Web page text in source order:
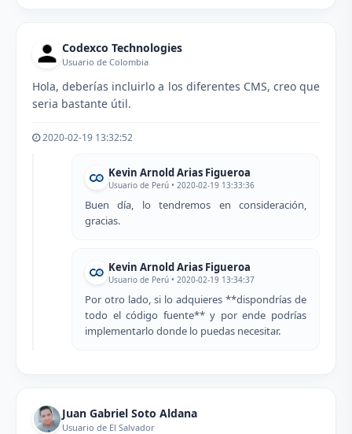
Codexco Technologies
Usuario de Colombia
Hola, deberías incluirlo a los diferentes CMS, creo que
seria bastante útil.
2020-02-19 13:32:52
Kevin Arnold Arias Figueroa
Usuario de Perú • 2020-02-19 13:33:36
Buen día, lo tendremos en consideración,
gracias.
Kevin Arnold Arias Figueroa
Usuario de Perú • 2020-02-19 13:34:37
Por otro lado, si lo adquieres **dispondrías de
todo el código fuente** y por ende podrías
implementarlo donde lo puedas necesitar.
Juan Gabriel Soto Aldana
Usuario de El Salvador